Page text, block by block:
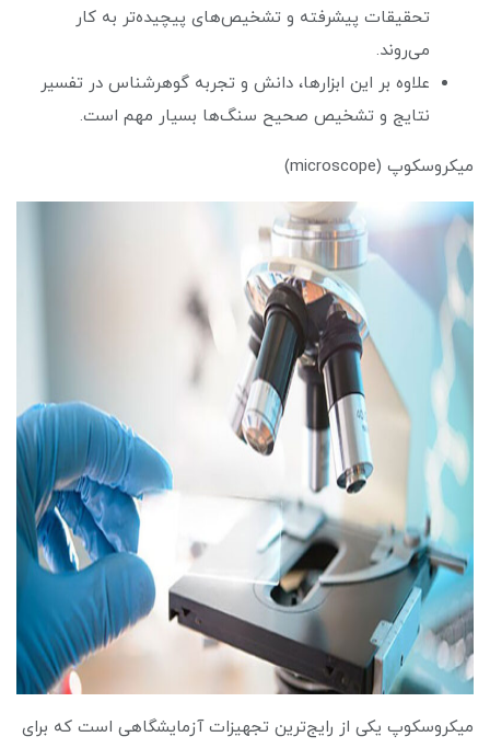
تحقیقات پیشرفته و تشخیص‌های پیچیده‌تر به کار
می‌روند.
علاوه بر این ابزارها، دانش و تجربه گوهرشناس در تفسیر
نتایج و تشخیص صحیح سنگ‌ها بسیار مهم است.
میکروسکوپ (microscope)
میکروسکوپ یکی از رایج‌ترین تجهیزات آزمایشگاهی است که برای